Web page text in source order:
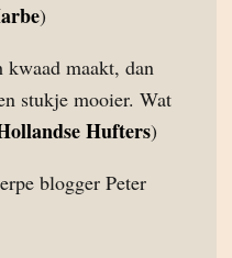
)
kwaad maakt, dan
stukje mooier. Wat
Hufters)
blogger Peter